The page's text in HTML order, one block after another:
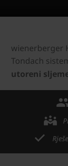
wienerberger
Tondach
utoreni